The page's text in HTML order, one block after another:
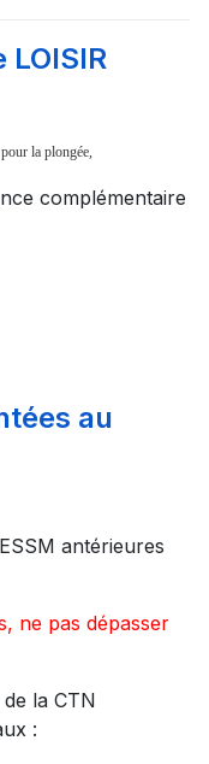
la plongée,
complémentaire
au
antérieures
ne pas dépasser
la CTN
: